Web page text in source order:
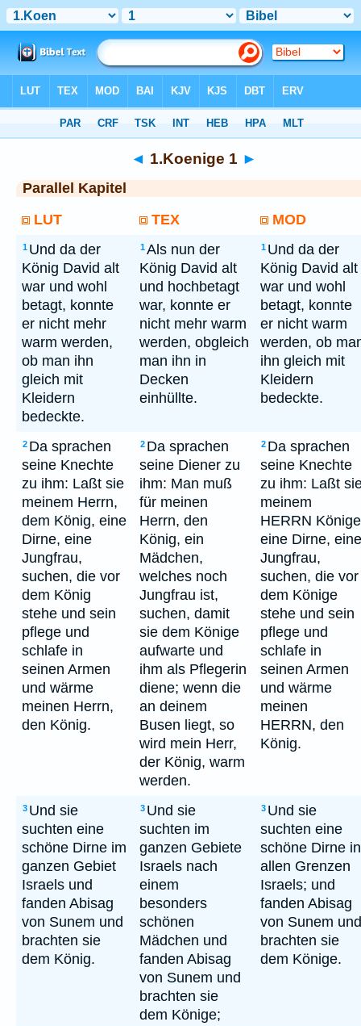
◄ 1.Koenige 1 ►
Parallel Kapitel
LUT
TEX MOD
1 Und da der
König David alt
war und wohl
betagt, konnte
er nicht mehr
warm werden,
ob man ihn
gleich mit
Kleidern
bedeckte.
1Als nun der
König David alt
und hochbetagt
war, konnte er
nicht mehr warm
werden, obgleich
man ihn in
Decken
einhüllte.
1 Und da der
König David alt
war und wohl
betagt, konnte
er nicht warm
werden, ob
ihn gleich mit
Kleidern
bedeckte.
2 Da sprachen
seine Knechte
zu ihm: Laßt sie
meinem Herrn,
dem König, eine
Dirne, eine
Jungfrau,
suchen, die vor
dem König
stehe und sein
pflege und
schlafe in
seinen Armen
und wärme
meinen Herrn,
den König.
2 Da sprachen
seine Diener zu
ihm: Man muß
für meinen
Herrn, den
König, ein
Mädchen,
welches noch
Jungfrau ist,
suchen, damit
sie dem Könige
aufwarte und
ihm als Pflegerin
diene; wenn die
an deinem
Busen liegt, so
wird mein Herr,
der König, warm
werden.
2 Da sprachen
seine Knechte
zu ihm: Laßt
meinem
HERRN Könige
eine Dirne, eine
Jungfrau,
suchen, die vor
dem Könige
stehe und sein
pflege und
schlafe in
seinen Armen
und wärme
meinen
HERRN, den
König.
3 Und sie
suchten eine
schöne Dirne im
ganzen Gebiet
Israels und
fanden Abisag
von Sunem und
brachten sie
dem König.
3 Und sie
suchten im
ganzen Gebiete
Israels nach
einem
besonders
schönen
Mädchen und
fanden Abisag
von Sunem und
brachten sie
dem Könige;
3 Und sie
suchten eine
schöne Dirne in
allen Grenzen
Israels; und
fanden Abisag
von Sunem und
brachten sie
dem Könige.